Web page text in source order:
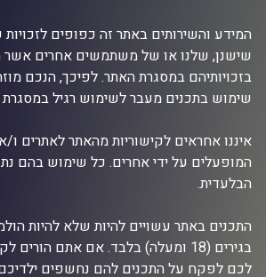
המידע והשירותים באתר זה כפופים לזכויות
שישנן, שלנו או של משתמשים אחרים אשר
בזכויותיהם במסגרת האתר. לפיכך, הנכם
שימוש בתכנים מעבר לשימוש רגיל במסגרת
איננו אחראים לקישוריות מהאתר לאתרים ו/
המופעלים על ידי אחרים. כל שימוש בהם
הבלעדית.
התכנים באתר עשויים להיות שלא להיות
בגירים (18 ומעלה) בלבד. אם אתם
לכם לפקח על התכנים להם נחשפים